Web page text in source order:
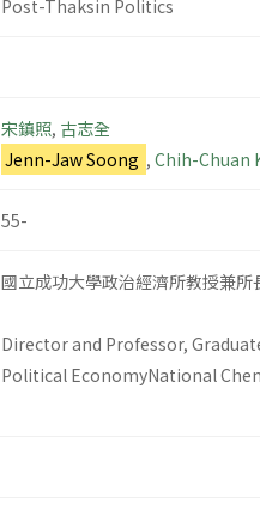
Post-Thaksin Politics
宋鎮照, 古志全
Jenn-Jaw Soong , Chih-Chuan
55-
國立成功大學政治經濟所教授兼
Director and Professor,
Political EconomyNational